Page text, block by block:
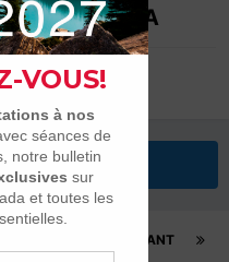
au CANADA
sujet
SUIVANT